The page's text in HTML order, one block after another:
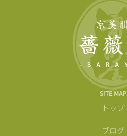
SITE MAP
トップ
ブログ